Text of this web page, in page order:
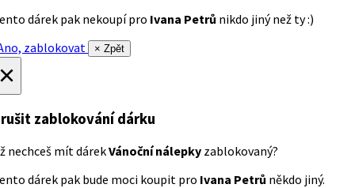
dárek pak nekoupí pro Ivana Petrů nikdo jiný než ty :)
zablokovat
× Zpět
zablokování dárku
nechceš mít dárekVánoční nálepky zablokovaný?
dárek pak bude moci koupit pro Ivana Petrů někdo jiný.